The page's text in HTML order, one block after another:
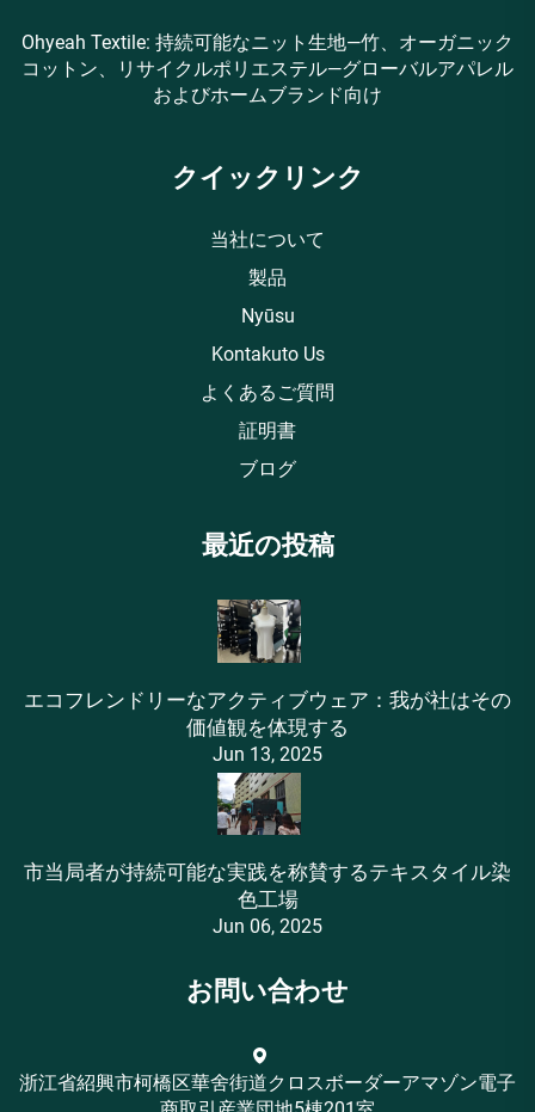
Ohyeah Textile: 持続可能なニット生地—竹、オーガニック
コットン、リサイクルポリエステル—グローバルアパレル
およびホームブランド向け
クイックリンク
当社について
製品
Nyūsu
Kontakuto Us
よくあるご質問
証明書
ブログ
最近の投稿
エコフレンドリーなアクティブウェア：我が社はその
価値観を体現する
Jun 13, 2025
市当局者が持続可能な実践を称賛するテキスタイル染
色工場
Jun 06, 2025
お問い合わせ
浙江省紹興市柯橋区華舍街道クロスボーダーアマゾン電子